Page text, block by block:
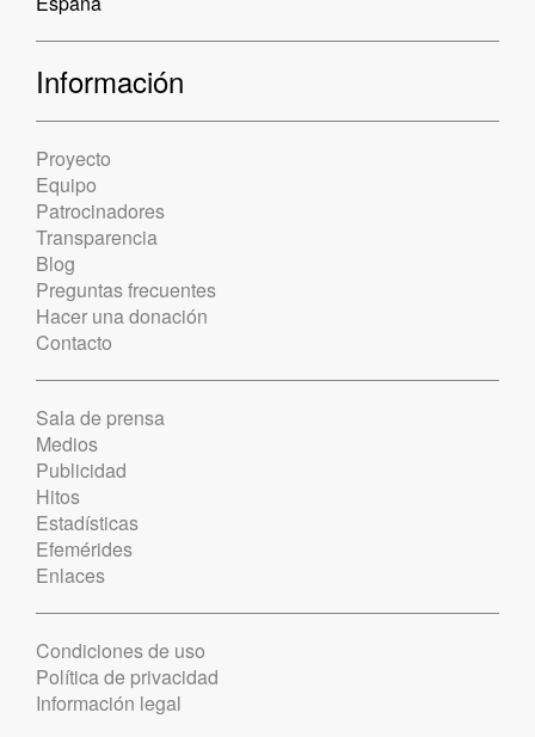
Información
Proyecto
Equipo
Patrocinadores
Transparencia
Blog
Preguntas frecuentes
Hacer una donación
Contacto
Sala de prensa
Medios
Publicidad
Hitos
Estadísticas
Efemérides
Enlaces
Condiciones de uso
Política de privacidad
Información legal